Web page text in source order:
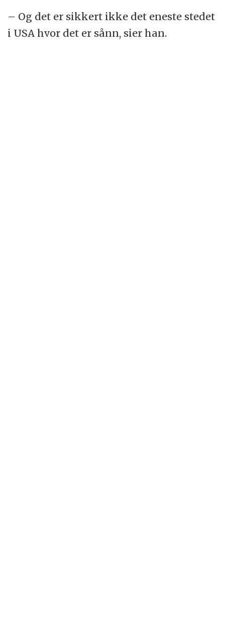
– Og det er sikkert ikke det eneste stedet
i USA hvor det er sånn, sier han.